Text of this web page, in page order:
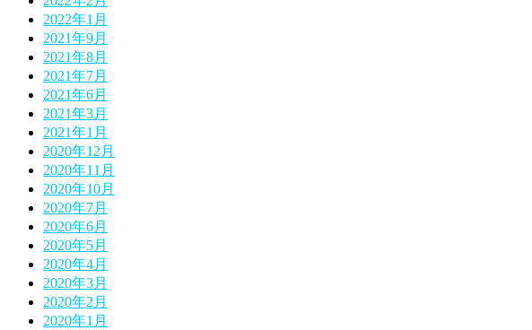
2022年1月
2021年9月
2021年8月
2021年7月
2021年6月
2021年3月
2021年1月
2020年12月
2020年11月
2020年10月
2020年7月
2020年6月
2020年5月
2020年4月
2020年3月
2020年2月
2020年1月